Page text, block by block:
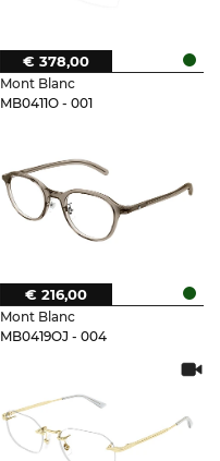
Mont Blanc
MB0411O - 001
€ 378,00
Mont Blanc
MB0419OJ - 004
€ 216,00